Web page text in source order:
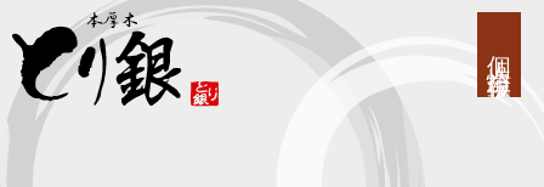
個人情報保護